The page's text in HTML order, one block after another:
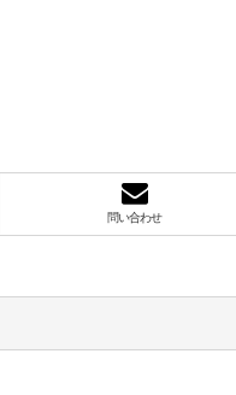
問い合わせ